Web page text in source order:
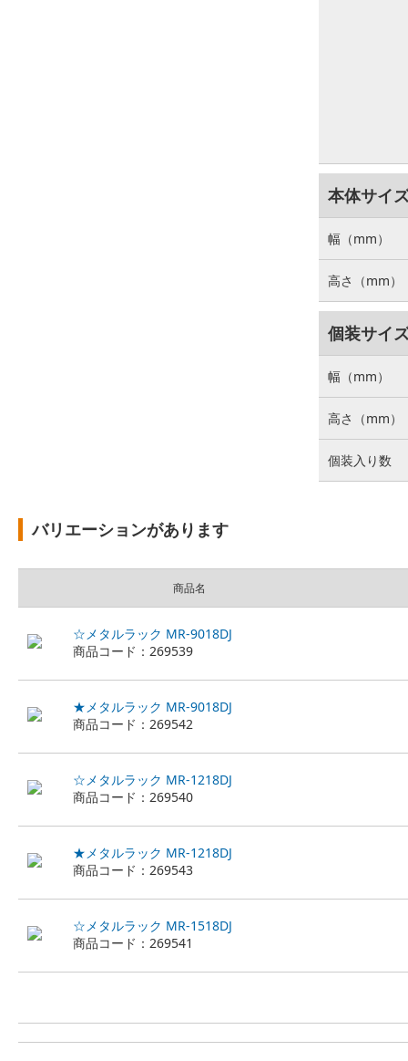
本体サイ
幅（mm）
高さ（mm）
個装サイ
幅（mm）
高さ（mm）
個装入り数
バリエーションがあります
商品名
☆メタルラック MR-9018DJ
商品コード：269539
★メタルラック MR-9018DJ
商品コード：269542
☆メタルラック MR-1218DJ
商品コード：269540
★メタルラック MR-1218DJ
商品コード：269543
☆メタルラック MR-1518DJ
商品コード：269541